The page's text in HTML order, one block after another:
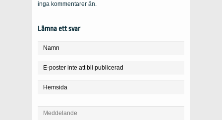
inga kommentarer än.
Lämna ett svar